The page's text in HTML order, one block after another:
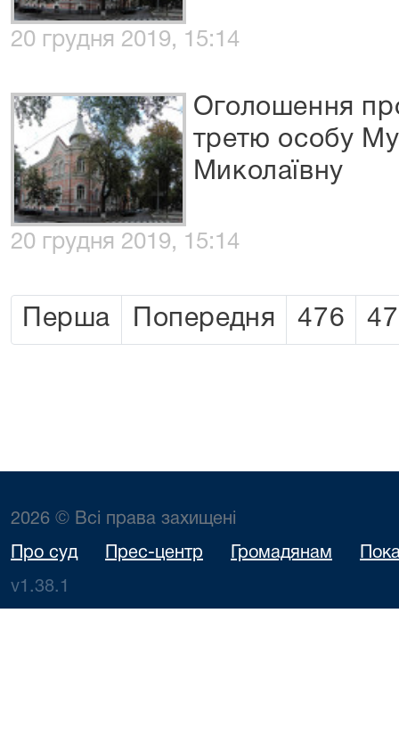
20 грудня 2019, 15:14
Оголошення
третю особу
Миколаївну
20 грудня 2019, 15:14
Перша Попередня 476
2026 © Всі права захищені
Про суд Прес-центр Громадянам
v1.38.1